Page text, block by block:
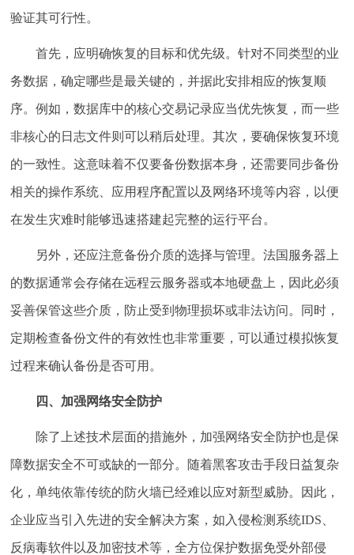
验证其可行性。
首先，应明确恢复的目标和优先级。针对不同类型的业
务数据，确定哪些是最关键的，并据此安排相应的恢复顺
序。例如，数据库中的核心交易记录应当优先恢复，而一些
非核心的日志文件则可以稍后处理。其次，要确保恢复环境
的一致性。这意味着不仅要备份数据本身，还需要同步备份
相关的操作系统、应用程序配置以及网络环境等内容，以便
在发生灾难时能够迅速搭建起完整的运行平台。
另外，还应注意备份介质的选择与管理。法国服务器上
的数据通常会存储在远程云服务器或本地硬盘上，因此必须
妥善保管这些介质，防止受到物理损坏或非法访问。同时，
定期检查备份文件的有效性也非常重要，可以通过模拟恢复
过程来确认备份是否可用。
四、加强网络安全防护
除了上述技术层面的措施外，加强网络安全防护也是保
障数据安全不可或缺的一部分。随着黑客攻击手段日益复杂
化，单纯依靠传统的防火墙已经难以应对新型威胁。因此，
企业应当引入先进的安全解决方案，如入侵检测系统IDS、
反病毒软件以及加密技术等，全方位保护数据免受外部侵